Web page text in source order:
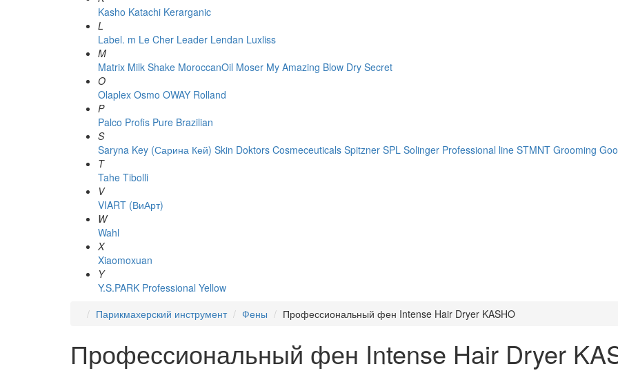
Kasho Katachi Kerarganic
L
Label. m Le Cher Leader Lendan Luxliss
M
Matrix Milk Shake MoroccanOil Moser My Amazing Blow Dry Secret
O
Olaplex Osmo OWAY Rolland
P
Palco Profis Pure Brazilian
S
Saryna Key (Сарина Кей) Skin Doktors Cosmeceuticals Spitzner SPL Solinger Professional line STMNT Grooming
T
Tahe Tibolli
V
VIART (ВиАрт)
W
Wahl
X
Xiaomoxuan
Y
Y.S.PARK Professional Yellow
Парикмахерский инструмент
Фены Профессиональный фен Intense Hair Dryer KASHO
Профессиональный фен Intense Hair Dryer